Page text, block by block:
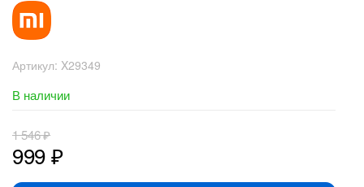
Артикул: X29349
В наличии
999₽
1 546₽